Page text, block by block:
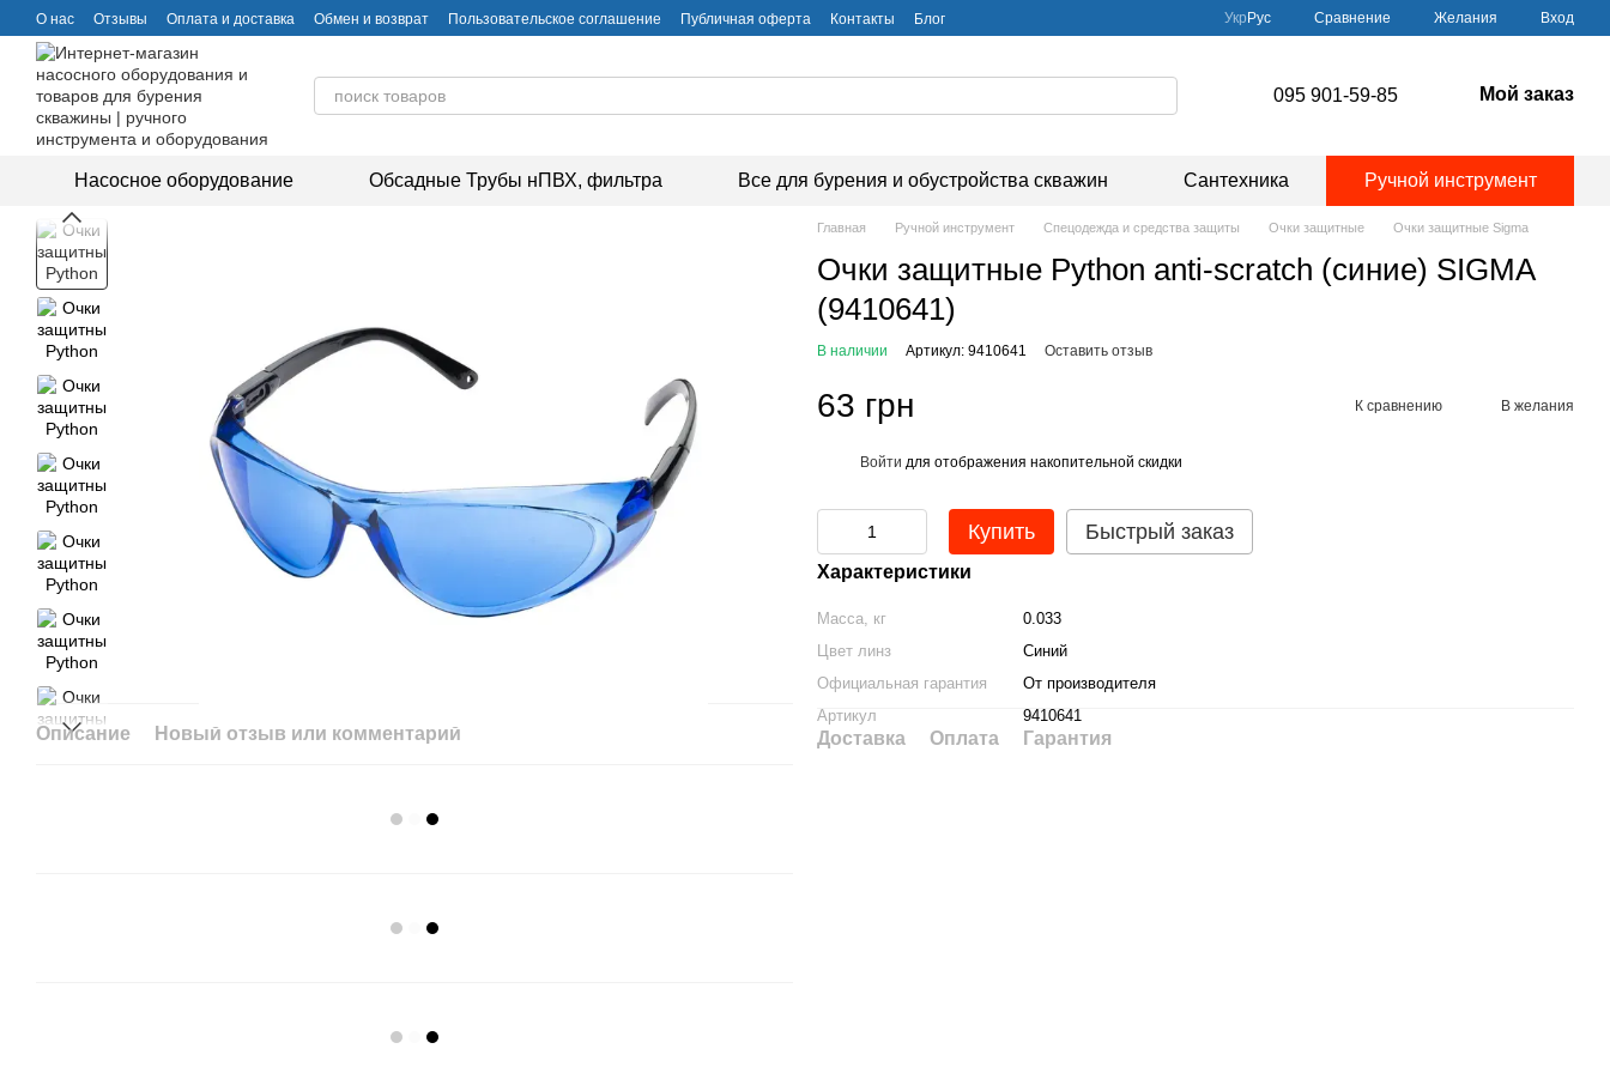
Перейти к основному контенту
О нас Отзывы Оплата и доставка Обмен и возврат Пользовательское соглашение Публичная оферта Контакты Блог Укр Рус Сравнение Желания Вход
095 901-59-85 Мой заказ
Насосное оборудование Обсадные Трубы нПВХ, фильтра Все для бурения и обустройства скважин Сантехника Ручной инструмент
Описание Новый отзыв или комментарий
Главная Ручной инструмент Спецодежда и средства защиты Очки защитные Очки защитные Sigma
Очки защитные Python anti-scratch (синие) SIGMA
(9410641)
В наличии Артикул: 9410641 Оставить отзыв
63 грн К сравнению В желания
Войти для отображения накопительной скидки
Купить Быстрый заказ
Характеристики
Масса, кг
0.033
Цвет линз
Синий
Официальная гарантия
От производителя
Артикул
9410641
Доставка Оплата Гарантия